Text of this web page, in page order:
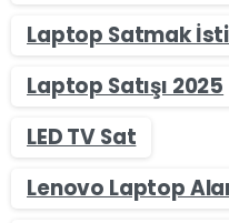
Laptop Satmak
Laptop Satışı 2025
LED TV Sat
Lenovo Laptop